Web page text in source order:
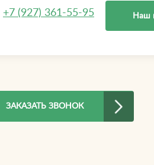
+7 (927) 361-55-95
Наш
ЗАКАЗАТЬ ЗВОНОК